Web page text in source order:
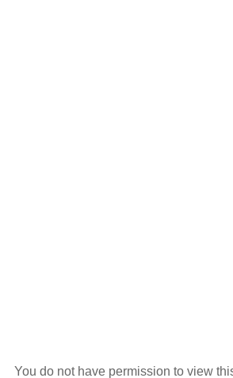
You do not have permission to view